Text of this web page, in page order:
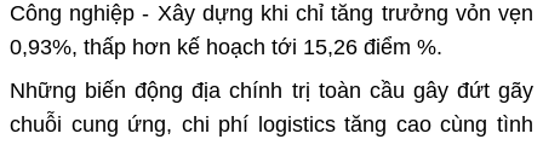
Công nghiệp - Xây dựng khi chỉ tăng trưởng vỏn vẹn
0,93%, thấp hơn kế hoạch tới 15,26 điểm %.
Những biến động địa chính trị toàn cầu gây đứt gãy
chuỗi cung ứng, chi phí logistics tăng cao cùng tình